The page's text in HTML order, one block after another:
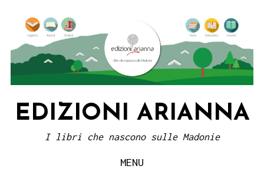
content
EDIZIONI ARIANNA
I libri che nascono sulle Madonie
MENU